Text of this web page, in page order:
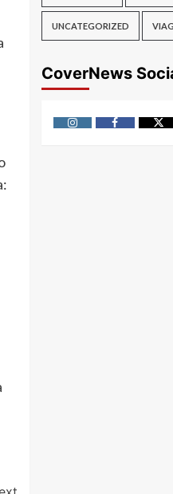
UNCATEGORIZED
CoverNews
InstagramFacebook